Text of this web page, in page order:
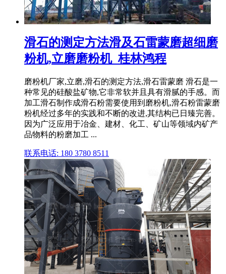
滑石的测定方法滑及石雷蒙磨超细磨
粉机,立磨磨粉机_桂林鸿程
磨粉机厂家,立磨,滑石的测定方法,滑石雷蒙磨 滑石是一
种常见的硅酸盐矿物,它非常软并且具有滑腻的手感。而
加工滑石制作成滑石粉需要使用到磨粉机,滑石粉雷蒙磨
粉机经过多年的实践和不断的改进,其结构已日臻完善。
因为广泛应用于冶金、建材、化工、矿山等领域内矿产
品物料的粉磨加工 ...
联系电话: 180 3780 8511